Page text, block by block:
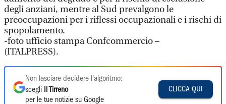
degli anziani, mentre al Sud prevalgono le
preoccupazioni per i riflessi occupazionali e i rischi di
spopolamento.
-foto ufficio stampa Confcommercio –
(ITALPRESS).
Non lasciare decidere l'algoritmo:
scegli
Il Tirreno
per le tue notizie su Google
CLICCA QUI